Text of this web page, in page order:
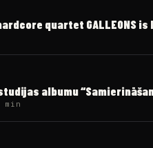
quartet GALLEONS
albumu